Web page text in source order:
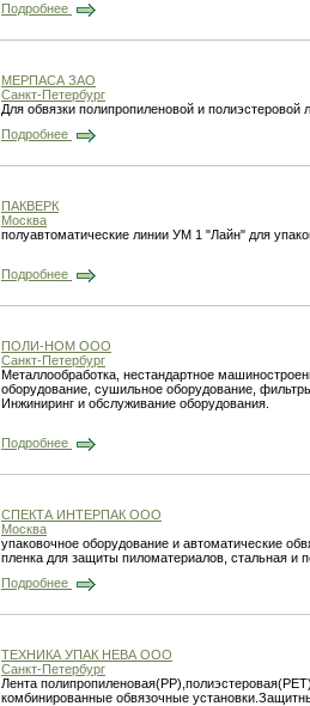
Подробнее
МЕРПАСА ЗАО
Санкт-Петербург
Для обвязки полипропиленовой и
Подробнее
ПАКВЕРК
Москва
полуавтоматические линии УМ 1 "Лайн" для
Подробнее
ПОЛИ-НОМ ООО
Санкт-Петербург
Металлообработка, нестандартное
оборудование, сушильное оборудование,
Инжиниринг и обслуживание оборудования.
Подробнее
СПЕКТА ИНТЕРПАК ООО
Москва
упаковочное оборудование и автоматические
пленка для защиты пиломатериалов, стальная и
Подробнее
ТЕХНИКА УПАК НЕВА ООО
Санкт-Петербург
Лента
комбинированные обвязочные